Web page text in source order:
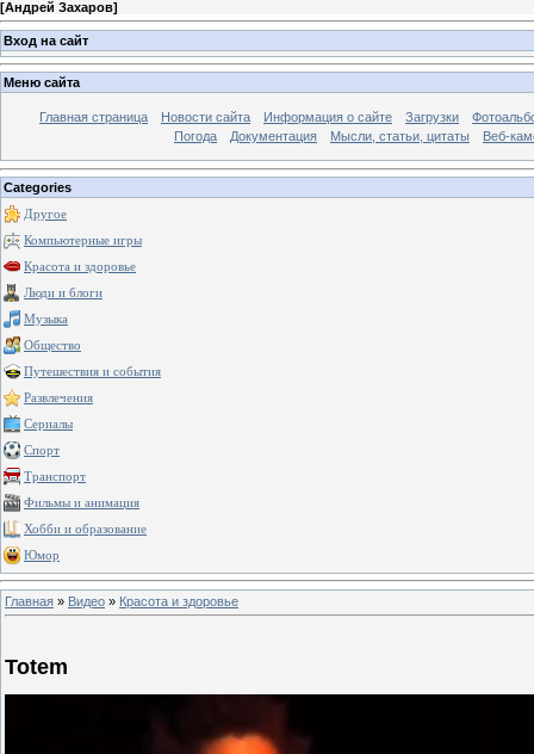
[Андрей Захаров]
Вход на сайт
Меню сайта
Главная страница Новости сайта Информация о сайте Загрузки
Погода
Документация Мысли, статьи, цитаты Веб-
Categories
Другое
Компьютерные игры
Красота и здоровье
Люди и блоги
Музыка
Общество
Путешествия и события
Развлечения
Сериалы
Спорт
Транспорт
Фильмы и анимация
Хобби и образование
Юмор
Главная » Видео » Красота и здоровье
Totem